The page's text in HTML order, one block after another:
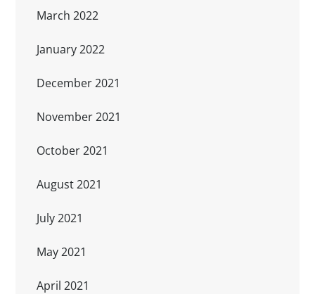
March 2022
January 2022
December 2021
November 2021
October 2021
August 2021
July 2021
May 2021
April 2021